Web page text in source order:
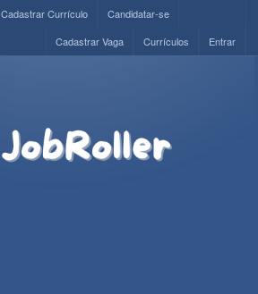
Cadastrar Currículo
Candidatar-se
Entrar
Currículos
Cadastrar Vaga